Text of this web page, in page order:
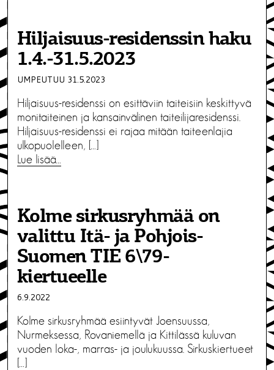
Hiljaisuus-residenssin haku
1.4.-31.5.2023
UMPEUTUU 31.5.2023
Hiljaisuus-residenssi on esittäviin taiteisiin keskittyvä
monitaiteinen ja kansainvälinen taiteilijaresidenssi.
Hiljaisuus-residenssi ei rajaa mitään taiteenlajia
ulkopuolelleen, […]
Lue lisää…
Kolme sirkusryhmää on
valittu Itä- ja Pohjois-
Suomen TIE 6\79-
kiertueelle
6.9.2022
Kolme sirkusryhmää esiintyvät Joensuussa,
Nurmeksessa, Rovaniemellä ja Kittilässä kuluvan
vuoden loka-, marras- ja joulukuussa. Sirkuskiertueet